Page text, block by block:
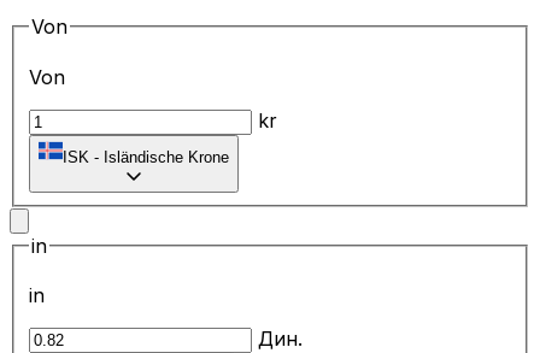
Von
Von
kr
ISK - Isländische Krone
in
in
Дин.